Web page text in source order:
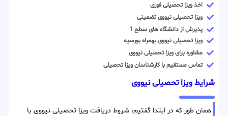
اخذ ویزا تحصیلی فوری
ویزا تحصیلی نیووی تضمینی
پذیرش از دانشگاه های سطح 1
ویزا تحصیلی نیووی بهمراه بورسیه
مشاوره برای ویزا تحصیلی نیووی
تماس مستقیم با کارشناسان ویزا تحصیلی
شرایط ویزا تحصیلی نیووی
همان طور که در ابتدا گفتیم، شروط دریافت ویزا تحصیلی نیووی با